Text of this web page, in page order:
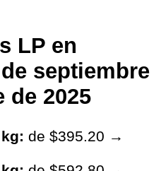
LP en
septiembre
de 2025
de $395.20 →